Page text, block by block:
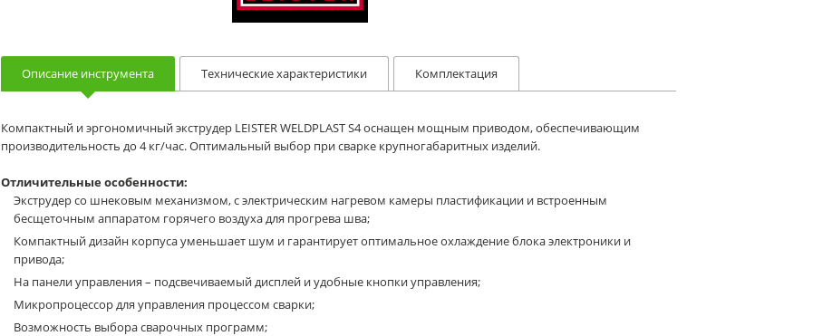
Описание инструмента Технические характеристики Комплектация
Компактный и эргономичный экструдер LEISTER WELDPLAST S4 оснащен мощным приводом, обеспечивающим
производительность до 4 кг/час. Оптимальный выбор при сварке крупногабаритных изделий.
Отличительные особенности:
Экструдер со шнековым механизмом, с электрическим нагревом камеры пластификации и встроенным
бесщеточным аппаратом горячего воздуха для прогрева шва;
Компактный дизайн корпуса уменьшает шум и гарантирует оптимальное охлаждение блока электроники и
привода;
На панели управления – подсвечиваемый дисплей и удобные кнопки управления;
Микропроцессор для управления процессом сварки;
Возможность выбора сварочных программ;